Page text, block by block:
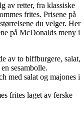
av retter, fra klassiske
frites. Prisene på
du velger. Her
på McDonalds meny i
av to biffburgere, salat,
sesambolle.
med salat og majones i
frites laget av ferske